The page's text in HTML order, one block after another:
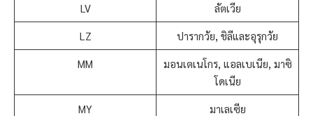
LV ลัตเวีย
LZ ปารากวัย, ชิลีและอุรุกวัย
MM
มอนเตเนโกร, แอลเบเนีย, มาซิ
โดเนีย
MY มาเลเซีย